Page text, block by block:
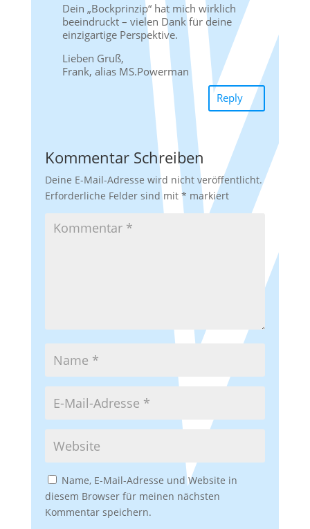
Dein „Bockprinzip“ hat mich wirklich
beeindruckt – vielen Dank für deine
einzigartige Perspektive.
Lieben Gruß,
Frank, alias MS.Powerman
Reply
Kommentar Schreiben
Deine E-Mail-Adresse wird nicht veröffentlicht.
Erforderliche Felder sind mit * markiert
Name, E-Mail-Adresse und Website in
diesem Browser für meinen nächsten
Kommentar speichern.